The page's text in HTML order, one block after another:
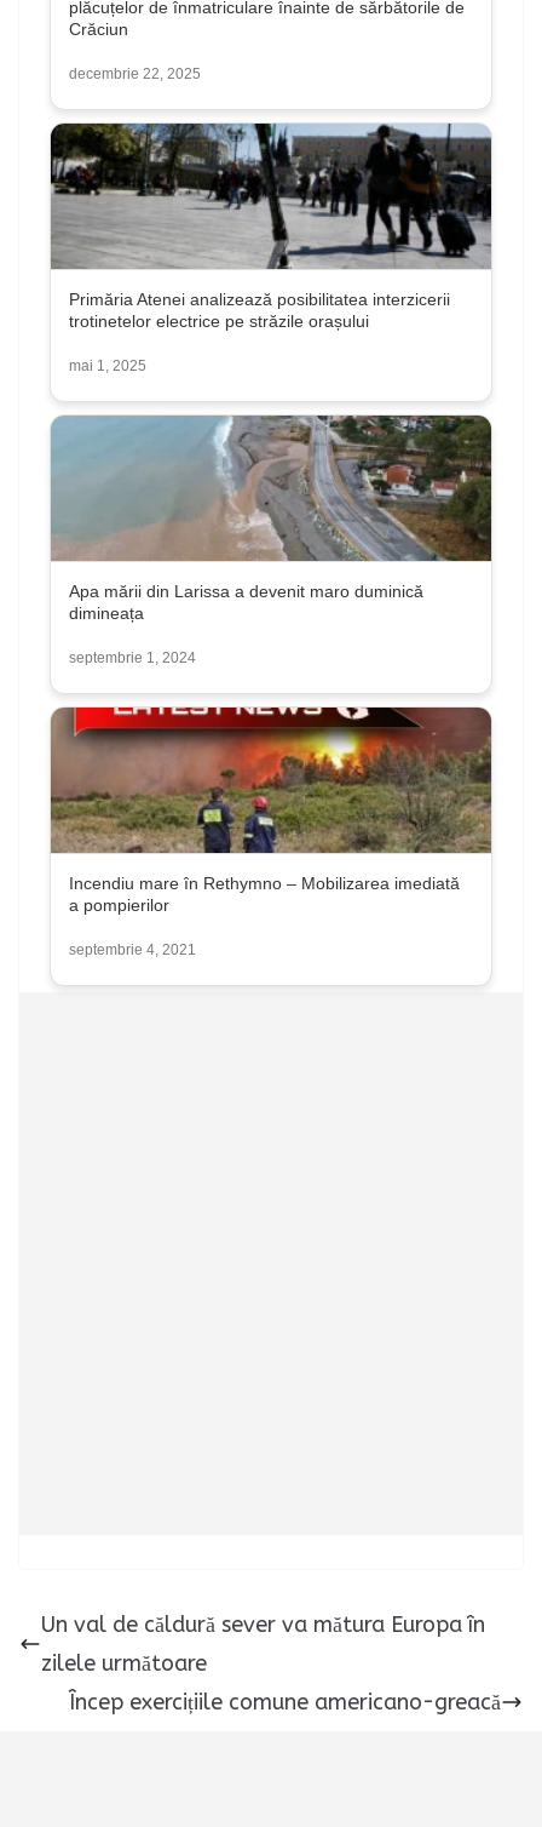
plăcuțelor de înmatriculare înainte de sărbătorile de
Crăciun
decembrie 22, 2025
Primăria Atenei analizează posibilitatea interzicerii
trotinetelor electrice pe străzile orașului
mai 1, 2025
Apa mării din Larissa a devenit maro duminică
dimineața
septembrie 1, 2024
Incendiu mare în Rethymno – Mobilizarea imediată
a pompierilor
septembrie 4, 2021
Un val de căldură sever va mătura Europa în
zilele următoare
Încep exercițiile comune americano-greacă